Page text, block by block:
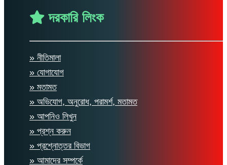
দরকারি লিংক
» নীতিমালা
» যোগাযোগ
» মতামত
» অভিযোগ, অনুরোধ, পরামর্শ, মতামত
» আপনিও লিখুন
» প্রশ্ন করুন
» প্রশ্নোত্তর বিভাগ
» আমাদের সম্পর্কে